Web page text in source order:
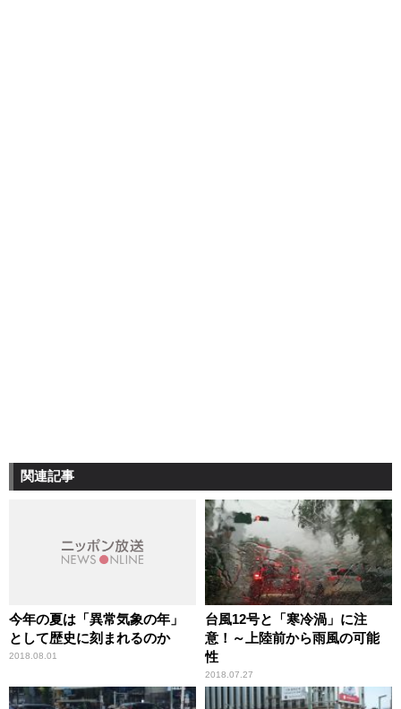
関連記事
今年の夏は「異常気象の年」
として歴史に刻まれるのか
2018.08.01
台風12号と「寒冷渦」に注
意！～上陸前から雨風の可能
性
2018.07.27